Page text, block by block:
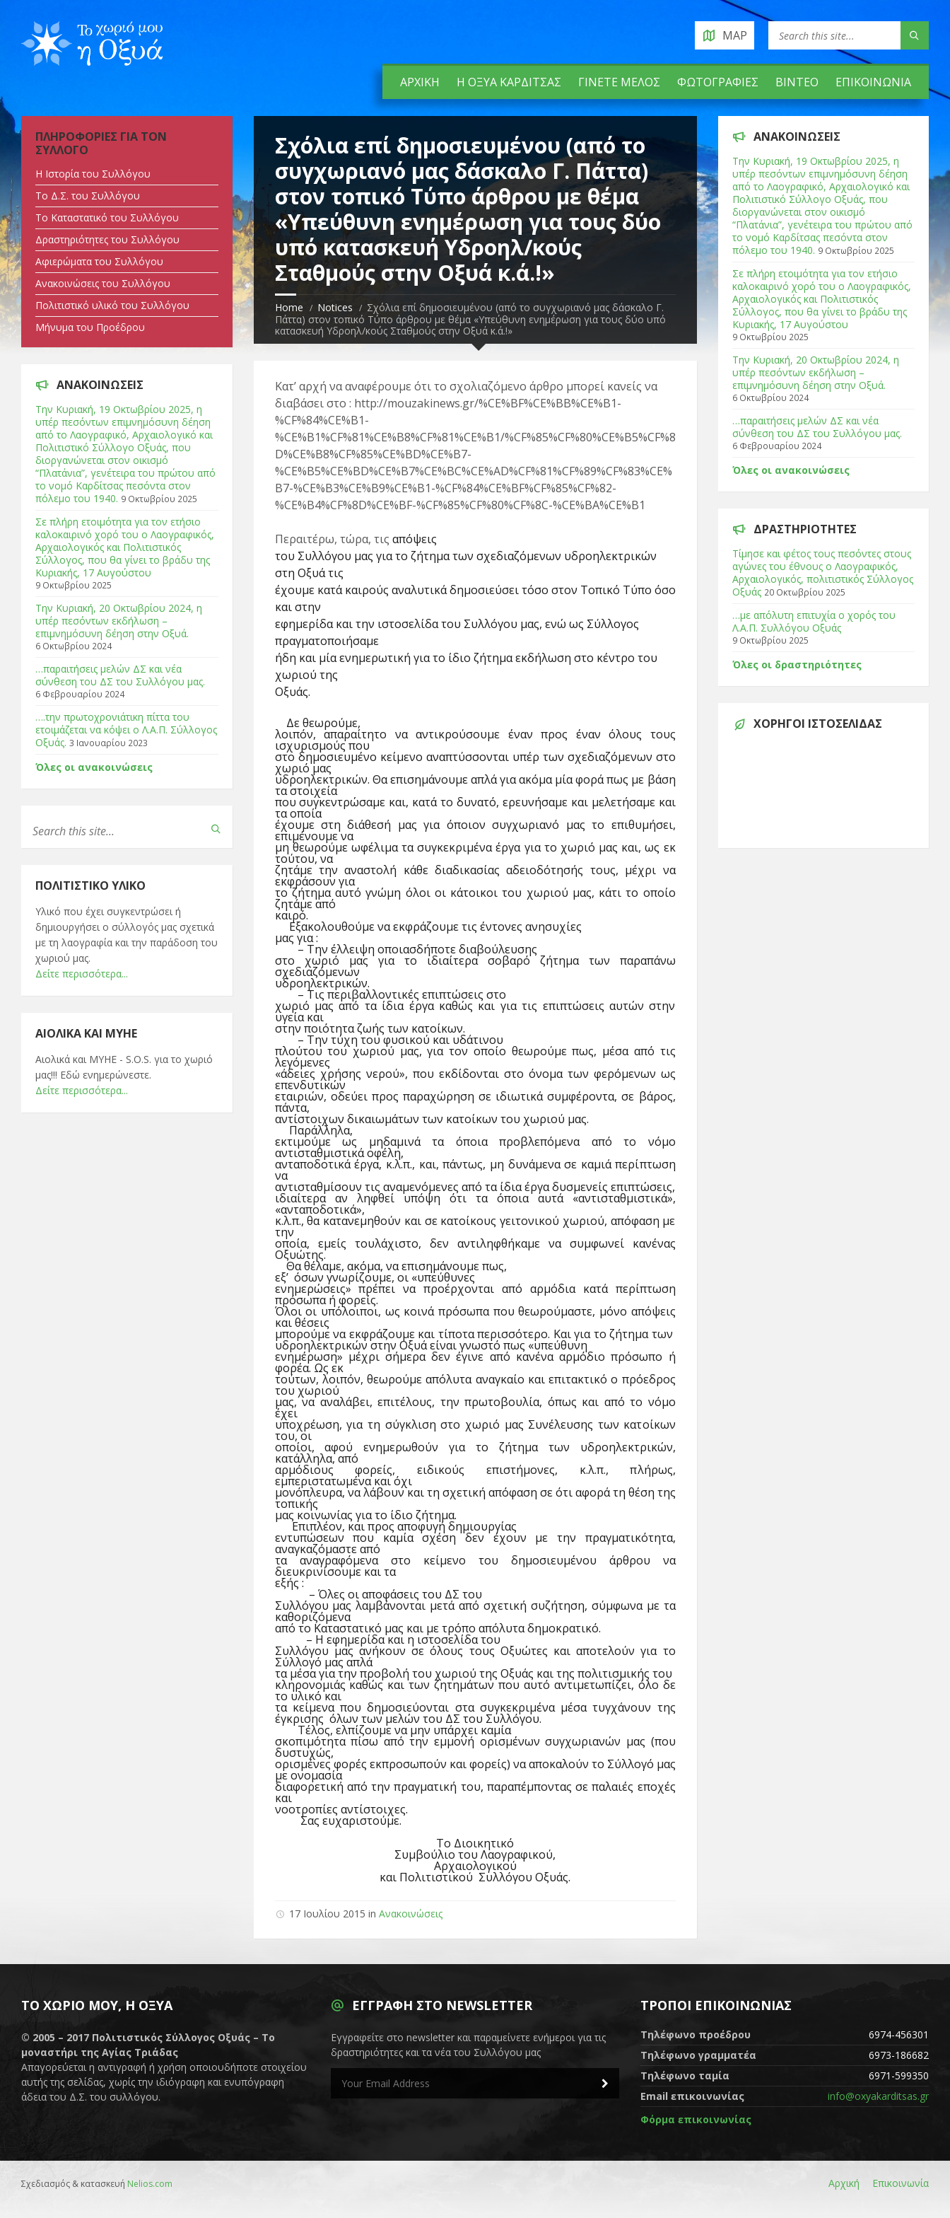
ΑΡΧΙΚΉ Η ΟΞΥΆ ΚΑΡΔΊΤΣΑΣ ΓΊΝΕΤΕ ΜΈΛΟΣ ΦΩΤΟΓΡΑΦΊΕΣ ΒΊΝΤΕΟ ΕΠΙΚΟΙΝΩΝΊΑ
MAP
Σχόλια επί δημοσιευμένου (από το
συγχωριανό μας δάσκαλο Γ. Πάττα)
στον τοπικό Τύπο άρθρου με θέμα
«Υπεύθυνη ενημέρωση για τους δύο
υπό κατασκευή Υδροηλ/κούς
Σταθμούς στην Οξυά κ.ά.!»
Home Notices
Σχόλια επί δημοσιευμένου (από το συγχωριανό μας δάσκαλο Γ.
Πάττα) στον τοπικό Τύπο άρθρου με θέμα «Υπεύθυνη ενημέρωση για τους δύο υπό
κατασκευή Υδροηλ/κούς Σταθμούς στην Οξυά κ.ά.!»
Κατ’ αρχή να αναφέρουμε ότι το σχολιαζόμενο άρθρο μπορεί κανείς να
διαβάσει στο : http://mouzakinews.gr/%CE%BF%CE%BB%CE%B1-
%CF%84%CE%B1-
%CE%B1%CF%81%CE%B8%CF%81%CE%B1/%CF%85%CF%80%CE%B5%CF%8
D%CE%B8%CF%85%CE%BD%CE%B7-
%CE%B5%CE%BD%CE%B7%CE%BC%CE%AD%CF%81%CF%89%CF%83%CE%
B7-%CE%B3%CE%B9%CE%B1-%CF%84%CE%BF%CF%85%CF%82-
%CE%B4%CF%8D%CE%BF-%CF%85%CF%80%CF%8C-%CE%BA%CE%B1
Περαιτέρω, τώρα, τις απόψεις
του Συλλόγου μας για το ζήτημα των σχεδιαζόμενων υδροηλεκτρικών
στη Οξυά τις
έχουμε κατά καιρούς αναλυτικά δημοσιεύσει τόσο στον Τοπικό Τύπο όσο
και στην
εφημερίδα και την ιστοσελίδα του Συλλόγου μας, ενώ ως Σύλλογος
πραγματοποιήσαμε
ήδη και μία ενημερωτική για το ίδιο ζήτημα εκδήλωση στο κέντρο του
χωριού της
Οξυάς.
Δε θεωρούμε,
λοιπόν, απαραίτητο να αντικρούσουμε έναν προς έναν όλους τους
ισχυρισμούς που
στο δημοσιευμένο κείμενο αναπτύσσονται υπέρ των σχεδιαζόμενων στο
χωριό μας
υδροηλεκτρικών. Θα επισημάνουμε απλά για ακόμα μία φορά πως με βάση
τα στοιχεία
που συγκεντρώσαμε και, κατά το δυνατό, ερευνήσαμε και μελετήσαμε και
τα οποία
έχουμε στη διάθεσή μας για όποιον συγχωριανό μας το επιθυμήσει,
επιμένουμε να
μη θεωρούμε ωφέλιμα τα συγκεκριμένα έργα για το χωριό μας και, ως εκ
τούτου, να
ζητάμε την αναστολή κάθε διαδικασίας αδειοδότησής τους, μέχρι να
εκφράσουν για
το ζήτημα αυτό γνώμη όλοι οι κάτοικοι του χωριού μας, κάτι το οποίο
ζητάμε από
καιρό.
Εξακολουθούμε να εκφράζουμε τις έντονες ανησυχίες
μας για :
– Την έλλειψη οποιασδήποτε διαβούλευσης
στο χωριό μας για το ιδιαίτερα σοβαρό ζήτημα των παραπάνω
σχεδιαζόμενων
υδροηλεκτρικών.
– Τις περιβαλλοντικές επιπτώσεις στο
χωριό μας από τα ίδια έργα καθώς και για τις επιπτώσεις αυτών στην
υγεία και
στην ποιότητα ζωής των κατοίκων.
– Την τύχη του φυσικού και υδάτινου
πλούτου του χωριού μας, για τον οποίο θεωρούμε πως, μέσα από τις
λεγόμενες
«άδειες χρήσης νερού», που εκδίδονται στο όνομα των φερόμενων ως
επενδυτικών
εταιριών, οδεύει προς παραχώρηση σε ιδιωτικά συμφέροντα, σε βάρος,
πάντα,
αντίστοιχων δικαιωμάτων των κατοίκων του χωριού μας.
Παράλληλα,
εκτιμούμε ως μηδαμινά τα όποια προβλεπόμενα από το νόμο
αντισταθμιστικά οφέλη,
ανταποδοτικά έργα, κ.λ.π., και, πάντως, μη δυνάμενα σε καμιά περίπτωση
να
αντισταθμίσουν τις αναμενόμενες από τα ίδια έργα δυσμενείς επιπτώσεις,
ιδιαίτερα αν ληφθεί υπόψη ότι τα όποια αυτά «αντισταθμιστικά»,
«ανταποδοτικά»,
κ.λ.π., θα κατανεμηθούν και σε κατοίκους γειτονικού χωριού, απόφαση με
την
οποία, εμείς τουλάχιστο, δεν αντιληφθήκαμε να συμφωνεί κανένας
Οξυώτης.
Θα θέλαμε, ακόμα, να επισημάνουμε πως,
εξ’ όσων γνωρίζουμε, οι «υπεύθυνες
ενημερώσεις» πρέπει να προέρχονται από αρμόδια κατά περίπτωση
πρόσωπα ή φορείς.
Όλοι οι υπόλοιποι, ως κοινά πρόσωπα που θεωρούμαστε, μόνο απόψεις
και θέσεις
μπορούμε να εκφράζουμε και τίποτα περισσότερο. Και για το ζήτημα των
υδροηλεκτρικών στην Οξυά είναι γνωστό πως «υπεύθυνη
ενημέρωση» μέχρι σήμερα δεν έγινε από κανένα αρμόδιο πρόσωπο ή
φορέα. Ως εκ
τούτων, λοιπόν, θεωρούμε απόλυτα αναγκαίο και επιτακτικό ο πρόεδρος
του χωριού
μας, να αναλάβει, επιτέλους, την πρωτοβουλία, όπως και από το νόμο
έχει
υποχρέωση, για τη σύγκλιση στο χωριό μας Συνέλευσης των κατοίκων
του, οι
οποίοι, αφού ενημερωθούν για το ζήτημα των υδροηλεκτρικών,
κατάλληλα, από
αρμόδιους φορείς, ειδικούς επιστήμονες, κ.λ.π., πλήρως,
εμπεριστατωμένα και όχι
μονόπλευρα, να λάβουν και τη σχετική απόφαση σε ότι αφορά τη θέση της
τοπικής
μας κοινωνίας για το ίδιο ζήτημα.
Επιπλέον, και προς αποφυγή δημιουργίας
εντυπώσεων που καμία σχέση δεν έχουν με την πραγματικότητα,
αναγκαζόμαστε από
τα αναγραφόμενα στο κείμενο του δημοσιευμένου άρθρου να
διευκρινίσουμε και τα
εξής :
– Όλες οι αποφάσεις του ΔΣ του
Συλλόγου μας λαμβάνονται μετά από σχετική συζήτηση, σύμφωνα με τα
καθοριζόμενα
από το Καταστατικό μας και με τρόπο απόλυτα δημοκρατικό.
– Η εφημερίδα και η ιστοσελίδα του
Συλλόγου μας ανήκουν σε όλους τους Οξυώτες και αποτελούν για το
Σύλλογό μας απλά
τα μέσα για την προβολή του χωριού της Οξυάς και της πολιτισμικής του
κληρονομιάς καθώς και των ζητημάτων που αυτό αντιμετωπίζει, όλο δε
το υλικό και
τα κείμενα που δημοσιεύονται στα συγκεκριμένα μέσα τυγχάνουν της
έγκρισης όλων των μελών του ΔΣ του Συλλόγου.
Τέλος, ελπίζουμε να μην υπάρχει καμία
σκοπιμότητα πίσω από την εμμονή ορισμένων συγχωριανών μας (που
δυστυχώς,
ορισμένες φορές εκπροσωπούν και φορείς) να αποκαλούν το Σύλλογό μας
με ονομασία
διαφορετική από την πραγματική του, παραπέμποντας σε παλαιές εποχές
και
νοοτροπίες αντίστοιχες.
Σας ευχαριστούμε.
Το Διοικητικό
Συμβούλιο του Λαογραφικού,
Αρχαιολογικού
και Πολιτιστικού Συλλόγου Οξυάς.
17 Ιουλίου 2015 in Ανακοινώσεις
ΠΛΗΡΟΦΟΡΙΕΣ ΓΙΑ ΤΟΝ
ΣΥΛΛΟΓΟ
Η Ιστορία του Συλλόγου
Tο Δ.Σ. του Συλλόγου
Tο Καταστατικό του Συλλόγου
Δραστηριότητες του Συλλόγου
Αφιερώματα του Συλλόγου
Ανακοινώσεις του Συλλόγου
Πολιτιστικό υλικό του Συλλόγου
Μήνυμα του Προέδρου
ΑΝΑΚΟΙΝΩΣΕΙΣ
Tην Κυριακή, 19 Οκτωβρίου 2025, η
υπέρ πεσόντων επιμνημόσυνη δέηση
από το Λαογραφικό, Αρχαιολογικό και
Πολιτιστικό Σύλλογο Οξυάς, που
διοργανώνεται στον οικισμό
“Πλατάνια”, γενέτειρα του πρώτου από
το νομό Καρδίτσας πεσόντα στον
πόλεμο του 1940. 9 Οκτωβρίου 2025
Σε πλήρη ετοιμότητα για τον ετήσιο
καλοκαιρινό χορό του ο Λαογραφικός,
Αρχαιολογικός και Πολιτιστικός
Σύλλογος, που θα γίνει το βράδυ της
Κυριακής, 17 Αυγούστου
9 Οκτωβρίου 2025
Tην Κυριακή, 20 Οκτωβρίου 2024, η
υπέρ πεσόντων εκδήλωση –
επιμνημόσυνη δέηση στην Οξυά.
6 Οκτωβρίου 2024
…παραιτήσεις μελών ΔΣ και νέα
σύνθεση του ΔΣ του Συλλόγου μας.
6 Φεβρουαρίου 2024
….την πρωτοχρονιάτικη πίττα του
ετοιμάζεται να κόψει ο Λ.Α.Π. Σύλλογος
Οξυάς. 3 Ιανουαρίου 2023
Όλες οι ανακοινώσεις
ΠΟΛΙΤΙΣΤΙΚΌ ΥΛΙΚΌ
Υλικό που έχει συγκεντρώσει ή
δημιουργήσει ο σύλλογός μας σχετικά
με τη λαογραφία και την παράδοση του
χωριού μας.
Δείτε περισσότερα...
ΑΙΟΛΙΚΆ ΚΑΙ ΜΥΗΕ
Αιολικά και ΜΥΗΕ - S.O.S. για το χωριό
μας!!! Εδώ ενημερώνεστε.
Δείτε περισσότερα...
ΑΝΑΚΟΙΝΏΣΕΙΣ
Tην Κυριακή, 19 Οκτωβρίου 2025, η
υπέρ πεσόντων επιμνημόσυνη δέηση
από το Λαογραφικό, Αρχαιολογικό και
Πολιτιστικό Σύλλογο Οξυάς, που
διοργανώνεται στον οικισμό
“Πλατάνια”, γενέτειρα του πρώτου από
το νομό Καρδίτσας πεσόντα στον
πόλεμο του 1940. 9 Οκτωβρίου 2025
Σε πλήρη ετοιμότητα για τον ετήσιο
καλοκαιρινό χορό του ο Λαογραφικός,
Αρχαιολογικός και Πολιτιστικός
Σύλλογος, που θα γίνει το βράδυ της
Κυριακής, 17 Αυγούστου
9 Οκτωβρίου 2025
Tην Κυριακή, 20 Οκτωβρίου 2024, η
υπέρ πεσόντων εκδήλωση –
επιμνημόσυνη δέηση στην Οξυά.
6 Οκτωβρίου 2024
…παραιτήσεις μελών ΔΣ και νέα
σύνθεση του ΔΣ του Συλλόγου μας.
6 Φεβρουαρίου 2024
Όλες οι ανακοινώσεις
ΔΡΑΣΤΗΡΙΌΤΗΤΕΣ
Τίμησε και φέτος τους πεσόντες στους
αγώνες του έθνους ο Λαογραφικός,
Αρχαιολογικός, πολιτιστικός Σύλλογος
Οξυάς 20 Οκτωβρίου 2025
…με απόλυτη επιτυχία ο χορός του
Λ.Α.Π. Συλλόγου Οξυάς
9 Οκτωβρίου 2025
Όλες οι δραστηριότητες
ΧΟΡΗΓΟΊ ΙΣΤΟΣΕΛΊΔΑΣ
ΤΟ ΧΩΡΙΌ ΜΟΥ, Η ΟΞΥΆ
© 2005 – 2017 Πολιτιστικός Σύλλογος Οξυάς – Το
μοναστήρι της Αγίας Τριάδας
Απαγορεύεται η αντιγραφή ή χρήση οποιουδήποτε στοιχείου
αυτής της σελίδας, χωρίς την ιδιόγραφη και ενυπόγραφη
άδεια του Δ.Σ. του συλλόγου.
ΕΓΓΡΑΦΉ ΣΤΟ NEWSLETTER
Εγγραφείτε στο newsletter και παραμείνετε ενήμεροι για τις
δραστηριότητες και τα νέα του Συλλόγου μας
ΤΡΌΠΟΙ ΕΠΙΚΟΙΝΩΝΊΑΣ
Τηλέφωνο προέδρου
6974-456301
Τηλέφωνο γραμματέα
6973-186682
Τηλέφωνο ταμία
6971-599350
Email επικοινωνίας
info@oxyakarditsas.gr
Φόρμα επικοινωνίας
Αρχική Επικοινωνία
Σχεδιασμός & κατασκευή Nelios.com